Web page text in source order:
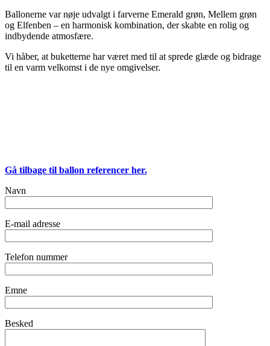
Ballonerne var nøje udvalgt i farverne Emerald grøn, Mellem grøn
og Elfenben – en harmonisk kombination, der skabte en rolig og
indbydende atmosfære.
Vi håber, at buketterne har været med til at sprede glæde og bidrage
til en varm velkomst i de nye omgivelser.
Gå tilbage til ballon referencer her.
Navn
E-mail adresse
Telefon nummer
Emne
Besked